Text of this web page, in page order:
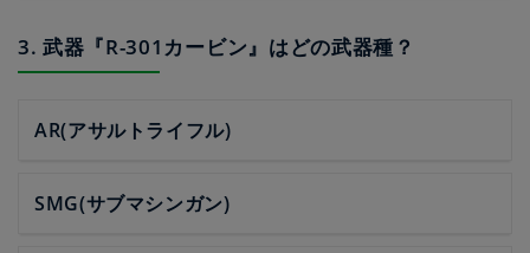
3. 武器『R-301カービン』はどの武器種？
AR(アサルトライフル)
SMG(サブマシンガン)